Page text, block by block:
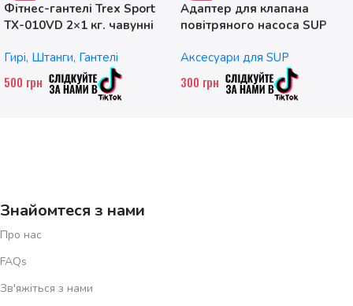
Фітнес-гантелі Trex Sport
TX-010VD 2×1 кг. чавунні
Гирі, Штанги, Гантелі
500 грн
Адаптер для клапана
повітряного насоса SUP
Аксесуари для SUP
300 грн
Знайомтеся з нами
Про нас
FAQs
Зв'яжіться з нами